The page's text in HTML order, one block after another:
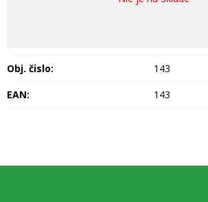
Obj. čislo:
143
EAN:
143